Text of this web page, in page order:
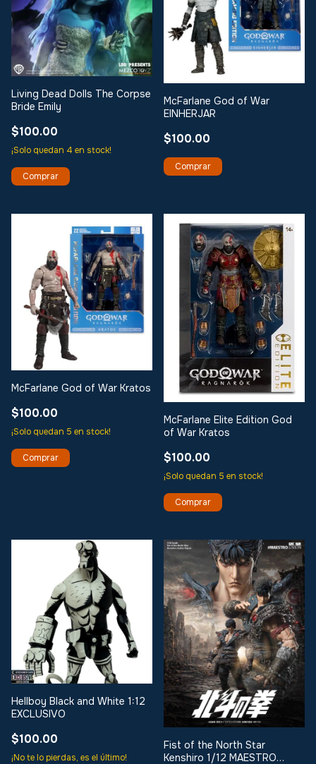
Living Dead Dolls The Corpse
Bride Emily
$100.00
¡Solo quedan 4 en stock!
McFarlane God of War
EINHERJAR
$100.00
McFarlane God of War Kratos
$100.00
¡Solo quedan 5 en stock!
McFarlane Elite Edition God
of War Kratos
$100.00
¡Solo quedan 5 en stock!
Hellboy Black and White 1:12
EXCLUSIVO
$100.00
¡No te lo pierdas, es el último!
Fist of the North Star
Kenshiro 1/12 MAESTRO